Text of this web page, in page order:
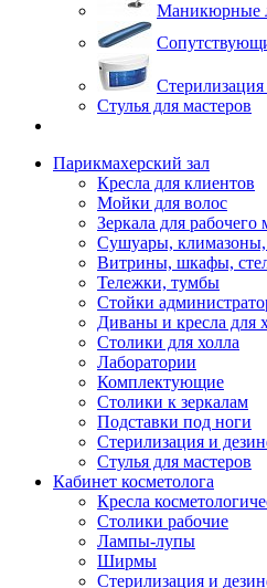
Маникюрные
Стулья для мастеров
Парикмахерский зал
Кресла для клиентов
Мойки для волос
Зеркала для рабочего
Сушуары, климазоны,
Витрины, шкафы,
Тележки, тумбы
Стойки
Диваны и кресла для
Столики для холла
Лаборатории
Комплектующие
Столики к зеркалам
Подставки под ноги
Стерилизация и
Стулья для мастеров
Кабинет косметолога
Кресла
Столики рабочие
Лампы-лупы
Ширмы
Стерилизация и